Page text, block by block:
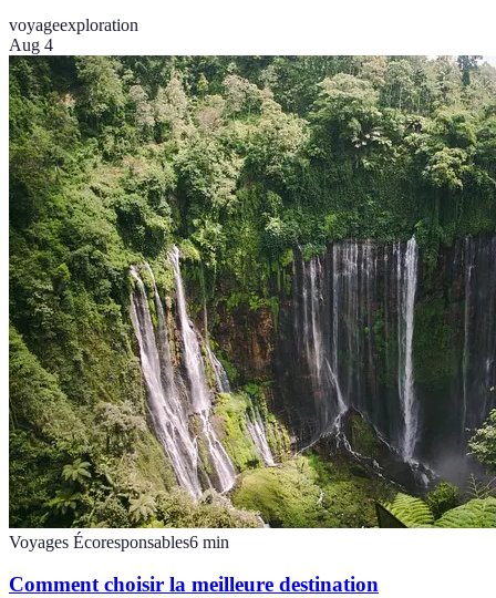
voyageexploration
Aug 4
Voyages Écoresponsables6 min
Comment choisir la meilleure destination